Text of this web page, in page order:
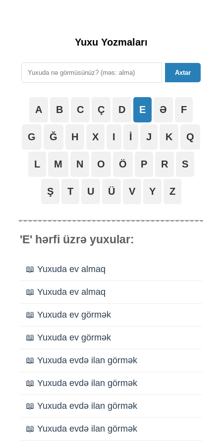
Yuxu Yozmaları
Axtar
A B C Ç D E Ə F
G Ğ H X I İ J K Q
L M N O Ö P R S
Ş T U Ü V Y Z
'E' hərfi üzrə yuxular:
📖 Yuxuda ev almaq
📖 Yuxuda ev almaq
📖 Yuxuda ev görmək
📖 Yuxuda ev görmək
📖 Yuxuda evdə ilan görmək
📖 Yuxuda evdə ilan görmək
📖 Yuxuda evdə ilan görmək
📖 Yuxuda evdə ilan görmək